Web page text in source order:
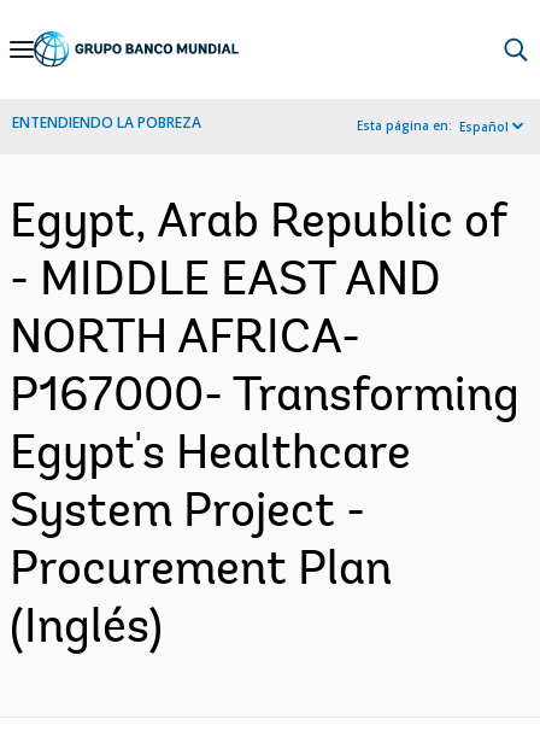
Skip
Navigation
ENTENDIENDO LA POBREZA Esta página en: Español
Egypt, Arab Republic of
- MIDDLE EAST AND
NORTH AFRICA-
P167000- Transforming
Egypt's Healthcare
System Project -
Procurement Plan
(Inglés)